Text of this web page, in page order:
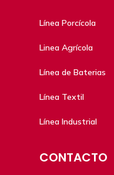
Línea Porcícola
Linea Agrícola
Línea de Baterias
Línea Textil
Línea Industrial
CONTACTO